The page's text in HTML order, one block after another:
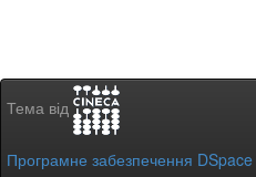
Тема від
Програмне забезпечення DSpace